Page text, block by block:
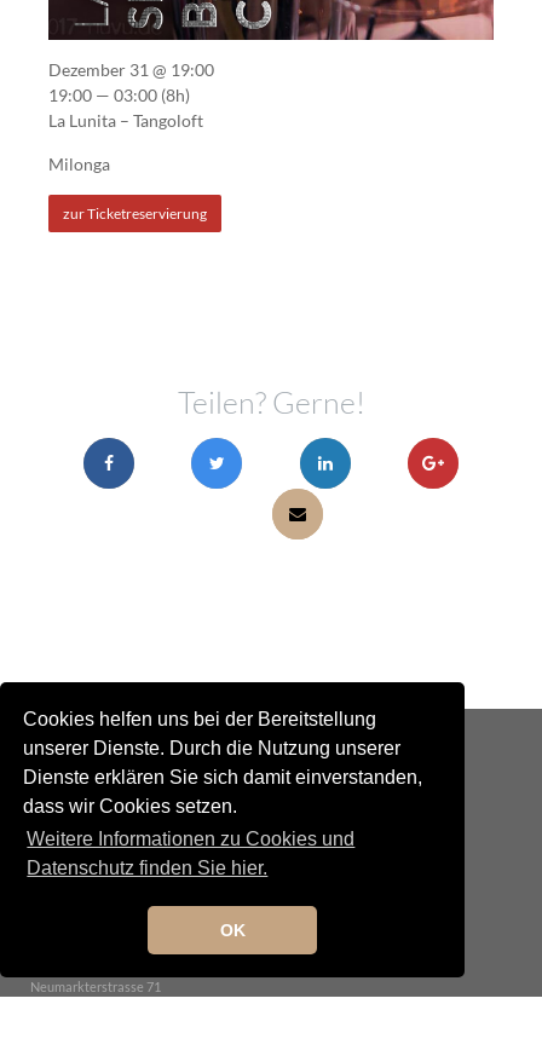
Cookies helfen uns bei der Bereitstellung
unserer Dienste. Durch die Nutzung unserer
Dienste erklären Sie sich damit einverstanden,
dass wir Cookies setzen.
Weitere Informationen zu Cookies und
Datenschutz finden Sie hier.
OK
Dezember 31 @ 19:00
19:00 — 03:00 (8h)
La Lunita – Tangoloft
Milonga
zur Ticketreservierung
Teilen? Gerne!
Kontakt
Neumarkterstrasse 71